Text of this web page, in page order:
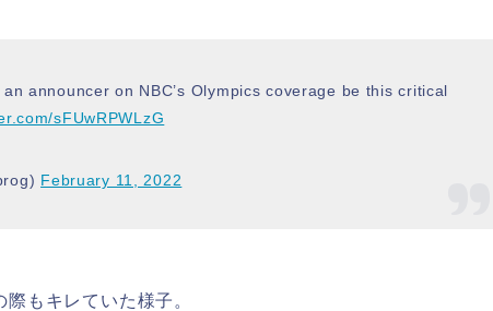
announcer on NBC’s Olympics coverage be this critical
sFUwRPWLzG
February 11, 2022
もキレていた様子。